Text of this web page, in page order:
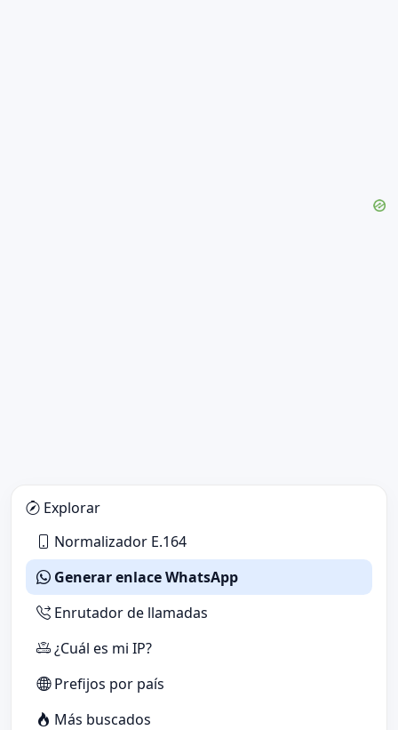
Explorar
Normalizador E.164
Generar enlace WhatsApp
Enrutador de llamadas
¿Cuál es mi IP?
Prefijos por país
Más buscados